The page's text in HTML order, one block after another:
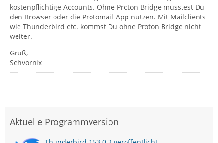
kostenpflichtige Accounts. Ohne Proton Bridge müsstest Du
den Browser oder die Protomail-App nutzen. Mit Mailclients
wie Thunderbird etc. kommst Du ohne Proton Bridge nicht
weiter.
Gruß,
Sehvornix
Aktuelle Programmversion